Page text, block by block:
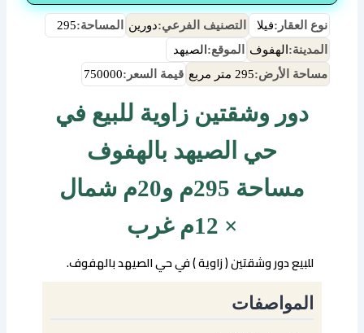
نوع العقار:فيلا التصنيف الفرعي:دورين المساحة:295
المدينة: الهفوف الموقع: الصيهد
مساحة الأرض:295 متر مربع قيمة السعر:750000
دور وشقتين زاوية للبيع في
حي الصيهد بالهفوف
مساحة 295م و20م شمال
× 12م غرب
للبيع دور وشقتين ( زاوية ) في حي الصيهد بالهفوف.
المواصفات